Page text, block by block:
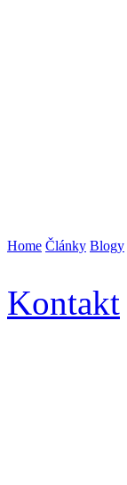
Home Články Blogy
Kontakt